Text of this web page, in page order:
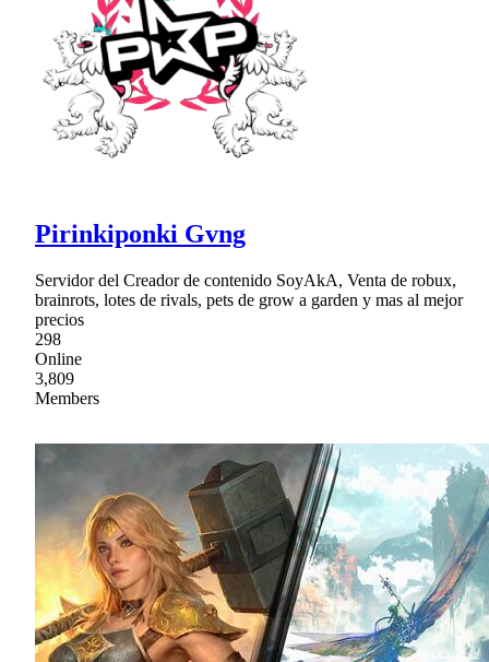
Pirinkiponki Gvng
Servidor del Creador de contenido SoyAkA, Venta de robux,
brainrots, lotes de rivals, pets de grow a garden y mas al mejor
precios
298
Online
3,809
Members